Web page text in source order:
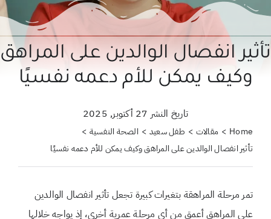
تأثير انفصال الوالدين على المراهق
وكيف يمكن للأم دعمه نفسيًا
Home مقالات طفل سعيد
الصحة النفسية
تأثير انفصال الوالدين على المراهق وكيف يمكن للأم دعمه نفسيًا
تاريخ النشر 27 أكتوبر, 2025
تمر مرحلة المراهقة بتغيرات كبيرة تجعل تأثير انفصال الوالدين
على المراهق أعمق من أي مرحلة عمرية أخرى، إذ يواجه خلالها